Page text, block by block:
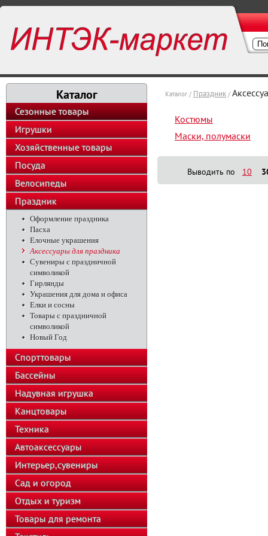
Каталог
Сезонные товары
Игрушки
Хозяйственные товары
Посуда
Велосипеды
Праздник
Оформление праздника
Пасха
Елочные украшения
Аксессуары для праздника
Сувениры с праздничной
символикой
Гирлянды
Украшения для дома и офиса
Елки и сосны
Товары с праздничной
символикой
Новый Год
Спорттовары
Бассейны
Надувная игрушка
Канцтовары
Техника
Автоаксессуары
Интерьер,сувениры
Сад и огород
Отдых и туризм
Товары для ремонта
Каталог / Праздник /
Костюмы
Маски, полумаски
Выводить по 10